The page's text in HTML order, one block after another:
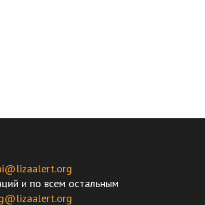
и по всем остальным